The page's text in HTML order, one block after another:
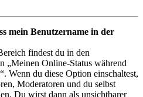
mein Benutzername in der
findest du in den
„Meinen Online-Status während
Wenn du diese Option einschaltest,
Moderatoren und du selbst
Du wirst dann als unsichtbarer